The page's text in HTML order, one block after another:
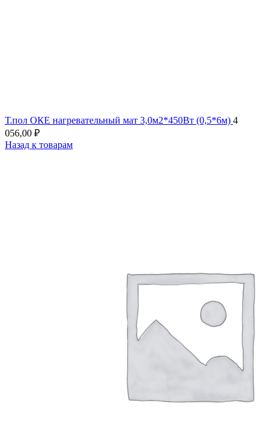
Т.пол ОКЕ нагревательный мат 3,0м2*450Вт (0,5*6м) 4
056,00 ₽
Назад к товарам